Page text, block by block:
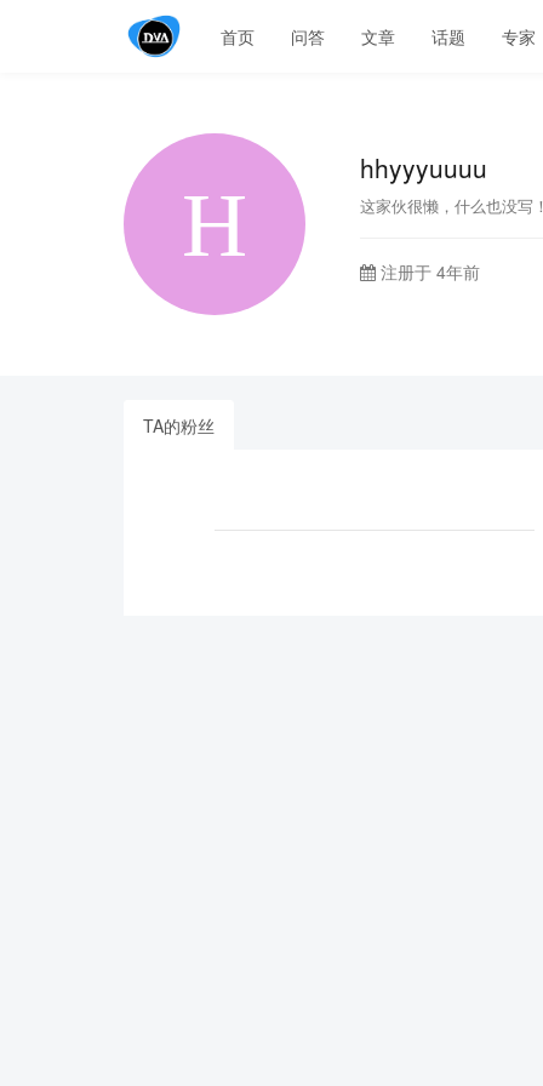
首页 问答 文章 话题 专家
hhyyyuuuu
这家伙很懒，什么也没写！
注册于 4年前
TA的粉丝